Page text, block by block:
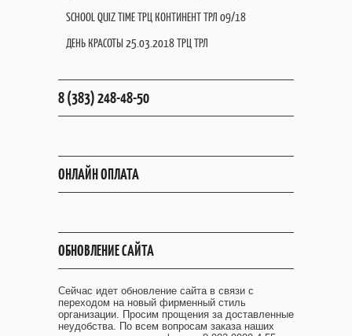
SCHOOL QUIZ TIME ТРЦ КОНТИНЕНТ ТРЛ 09/18
ДЕНЬ КРАСОТЫ 25.03.2018 ТРЦ ТРЛ
8 (383) 248-48-50
ОНЛАЙН ОПЛАТА
ОБНОВЛЕНИЕ САЙТА
Сейчас идет обновление сайта в связи с
переходом на новый фирменный стиль
организации. Просим прощения за доставленные
неудобства. По всем вопросам заказа наших